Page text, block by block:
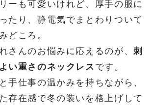
ーも可愛いけれど、厚手の服に
たり、静電気でまとわりついて
どころ。
さんのお悩みに応えるのが、刺
い重さのネックレス です。
手仕事の温かみを持ちながら、
存在感で冬の装いを格上げして